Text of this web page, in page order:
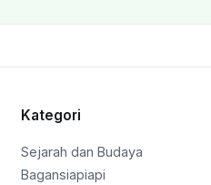
Kategori
Sejarah dan Budaya
Bagansiapiapi